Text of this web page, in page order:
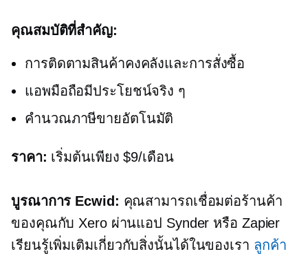
คุณสมบัติที่สำคัญ:
การติดตามสินค้าคงคลังและการสั่งซื้อ
แอพมือถือมีประโยชน์จริง ๆ
คำนวณภาษีขายอัตโนมัติ
ราคา: เริ่มต้นเพียง $9/เดือน
บูรณาการ Ecwid: คุณสามารถเชื่อมต่อร้านค้า
ของคุณกับ Xero ผ่านแอป Synder หรือ Zapier
เรียนรู้เพิ่มเติมเกี่ยวกับสิ่งนั้นได้ในของเรา ลูกค้า